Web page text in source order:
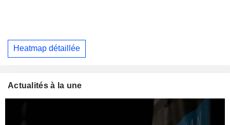
Heatmap détaillée
Actualités à la une